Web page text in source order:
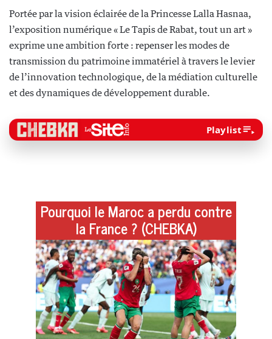
Portée par la vision éclairée de la Princesse Lalla Hasnaa,
l’exposition numérique « Le Tapis de Rabat, tout un art »
exprime une ambition forte : repenser les modes de
transmission du patrimoine immatériel à travers le levier
de l’innovation technologique, de la médiation culturelle
et des dynamiques de développement durable.
Playlist
Pourquoi le Maroc a perdu contre
la France ? (CHEBKA)